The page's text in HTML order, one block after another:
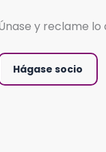
y reclame lo
Hágase socio